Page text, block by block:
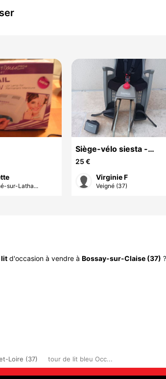
sur-Latha...
Siège-vélo siesta -
Hamax
25 €
Virginie F
Veigné (37)
lit d'occasion à vendre à Bossay-sur-Claise (37) ?
Loire (37) tour de lit bleu Occ...